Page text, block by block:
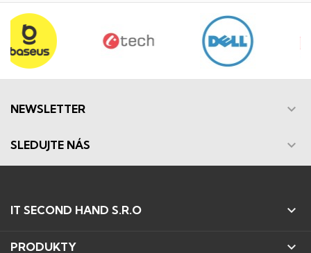
NEWSLETTER 
SLEDUJTE NÁS 
IT SECOND HAND S.R.O 
PRODUKTY 